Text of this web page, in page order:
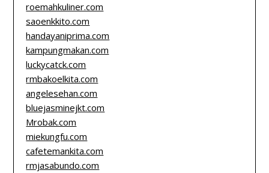
roemahkuliner.com
saoenkkito.com
handayaniprima.com
kampungmakan.com
luckycatck.com
rmbakoelkita.com
angelesehan.com
bluejasminejkt.com
Mrobak.com
miekungfu.com
cafetemankita.com
rmjasabundo.com